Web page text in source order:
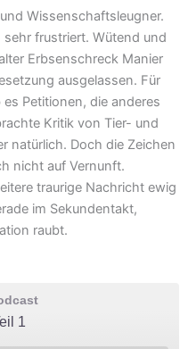
Wissenschaftsleugner.
sehr frustriert. Wütend und
Erbsenschreck Manier
ausgelassen. Für
Petitionen, die anderes
Kritik von Tier- und
natürlich. Doch die Zeichen
nicht auf Vernunft.
traurige Nachricht ewig
im Sekundentakt,
raubt.
1